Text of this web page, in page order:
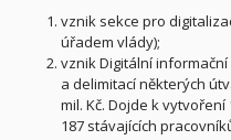
vznik sekce pro
úřadem vlády);
vznik Digitální
a delimitací některých
mil. Kč. Dojde k
187 stávajících